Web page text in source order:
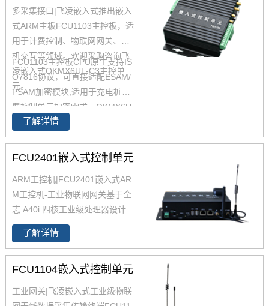
多采集接口|飞凌嵌入式推出嵌入
式ARM主板FCU1103主控板，适
用于计费控制、物联网网关、人
机交互等领域。欢迎采购咨询飞
凌嵌入式OKMX6UL-C3主控单
元。
FCU1103主控板CPU原生支持IS
O7816协议，可直接适配ESAM/
PSAM加密模块,适用于充电桩计
费控制单元加密需求，OKMX6U
L-C3工控板具有掉电保护功能，
断电后可维持系统正常运行15
秒，确保重要信息不丢失
了解详情
FCU2401嵌入式控制单元
ARM工控机|FCU2401嵌入式AR
M工控机-工业物联网网关基于全
志 A40i 四核工业级处理器设计开
发，主频1.2GHZ，集成MAli400
MP2 GPU，内存1GB（可扩展为
2GB），eMMC存储8GB。具有
广泛的硬件外设支持，包括RS48
了解详情
FCU1104嵌入式控制单元
工业网关|飞凌嵌入式工业级物联